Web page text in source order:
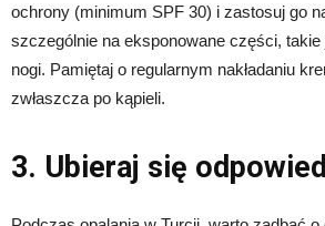
ochrony (minimum SPF 30) i zastosuj go na
szczególnie na eksponowane części,
nogi. Pamiętaj o regularnym nakładaniu
zwłaszcza po kąpieli.
3. Ubieraj się